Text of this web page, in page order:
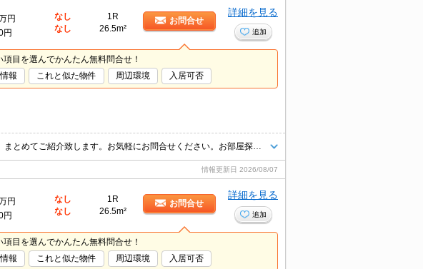
円
円
なし
なし
1R
26.5m²
お問合せ
詳細を見る
追加
目を選んでかんたん無料問合せ！
報 これと似た物件 周辺環境 入居可否
情報更新日 2026/08/07
円
円
なし
なし
1R
26.5m²
お問合せ
詳細を見る
追加
目を選んでかんたん無料問合せ！
報 これと似た物件 周辺環境 入居可否